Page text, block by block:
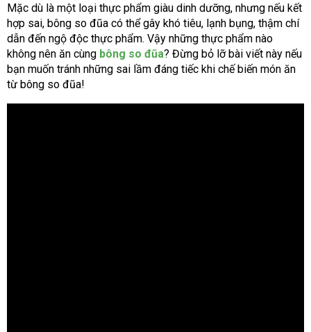
Mặc dù là một loại thực phẩm giàu dinh dưỡng, nhưng nếu kết
hợp sai, bông so đũa có thể gây khó tiêu, lạnh bụng, thậm chí
dẫn đến ngộ độc thực phẩm. Vậy những thực phẩm nào
không nên ăn cùng bông so đũa? Đừng bỏ lỡ bài viết này nếu
bạn muốn tránh những sai lầm đáng tiếc khi chế biến món ăn
từ bông so đũa!